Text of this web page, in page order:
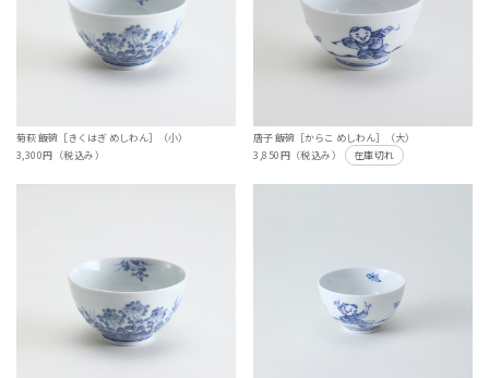
菊萩 飯碗［きくはぎ めしわん］（小）
3,300円（税込み）
唐子 飯碗［からこ めしわん］（大）
3,850円（税込み）
在庫切れ